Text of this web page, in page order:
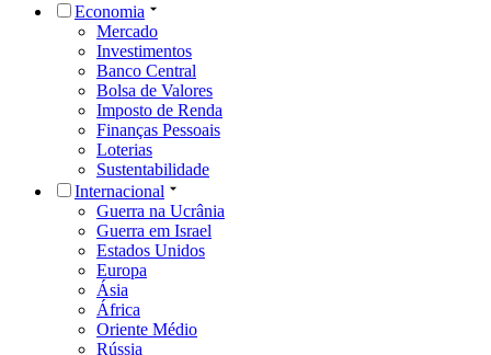
Economia
Mercado
Investimentos
Banco Central
Bolsa de Valores
Imposto de Renda
Finanças Pessoais
Loterias
Sustentabilidade
Internacional
Guerra na Ucrânia
Guerra em Israel
Estados Unidos
Europa
Ásia
África
Oriente Médio
Rússia